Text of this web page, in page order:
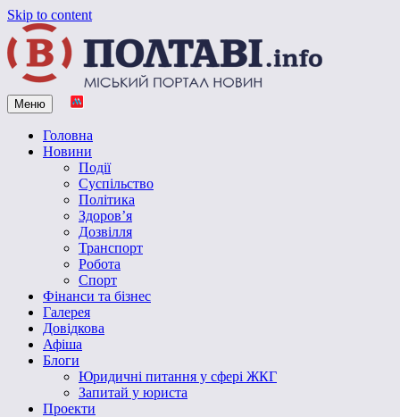
Skip to content
Vpoltave.info
Полтавський портал новин
Меню
Головна
Новини
Події
Суспільство
Політика
Здоров’я
Дозвілля
Транспорт
Робота
Спорт
Фінанси та бізнес
Галерея
Довідкова
Афіша
Блоги
Юридичні питання у сфері ЖКГ
Запитай у юриста
Проекти